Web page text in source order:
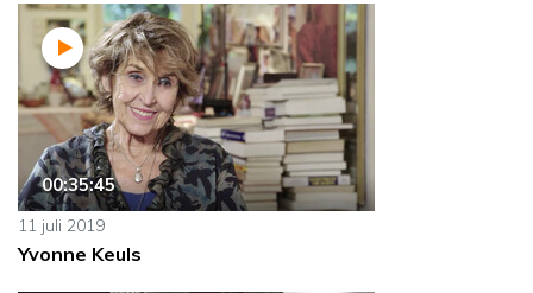
00:35:45
11 juli 2019
Yvonne Keuls